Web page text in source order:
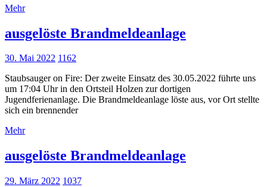
Mehr
ausgelöste Brandmeldeanlage
30. Mai 2022 1162
Staubsauger on Fire: Der zweite Einsatz des 30.05.2022 führte uns
um 17:04 Uhr in den Ortsteil Holzen zur dortigen
Jugendferienanlage. Die Brandmeldeanlage löste aus, vor Ort stellte
sich ein brennender
Mehr
ausgelöste Brandmeldeanlage
29. März 2022 1037